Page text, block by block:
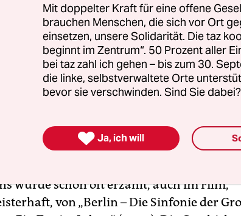
wurde schon oft erzählt, auch im Film,
von „Berlin – Die Sinfonie der
Mit doppelter Kraft für eine offene
brauchen Menschen, die sich vor Ort
einsetzen, unsere Solidarität. Die taz
beginnt im Zentrum“. 50 Prozent aller
bei taz zahl ich gehen – bis zum 30.
die linke, selbstverwaltete Orte
bevor sie verschwinden. Sind Sie dabei?
 Ja, ich will